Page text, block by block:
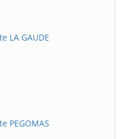
LA GAUDE
PEGOMAS